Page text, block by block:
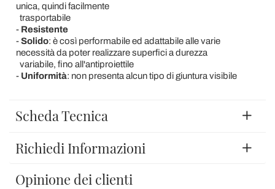
unica, quindi facilmente
trasportabile
- Resistente
-Solido: è così performabile ed adattabile alle varie
necessità da poter realizzare superfici a durezza
variabile, fino all'antiproiettile
- Uniformità: non presenta alcun tipo di giuntura visibile
Scheda Tecnica
Richiedi Informazioni
Opinione dei clienti